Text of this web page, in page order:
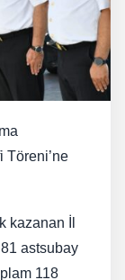
Töreni’ne
kazanan İl
astsubay
118